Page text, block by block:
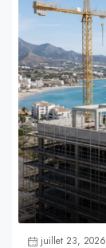
juillet 23, 2026